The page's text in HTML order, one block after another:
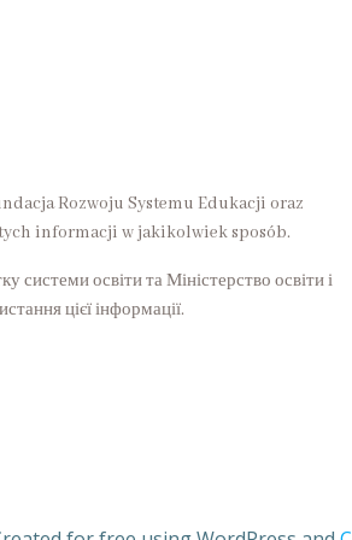
Rozwoju Systemu Edukacji oraz
informacji w jakikolwiek sposób.
системи освіти та Міністерство освіти і
цієї інформації.